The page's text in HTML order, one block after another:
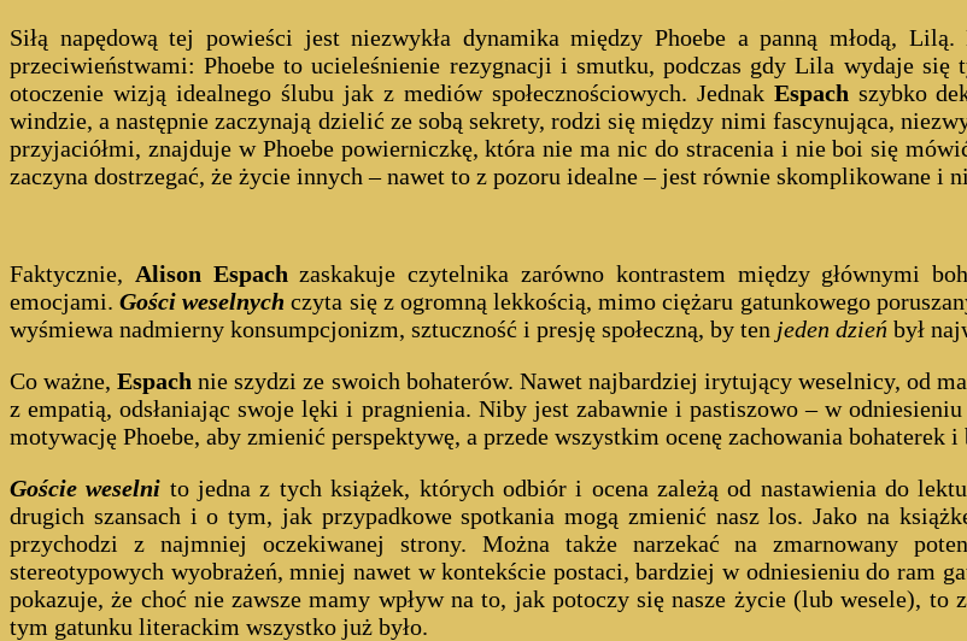
Siłą napędową tej powieści jest niezwykła dynamika między Phoebe a panną młodą,
przeciwieństwami: Phoebe to ucieleśnienie rezygnacji i smutku, podczas gdy Lila wydaje się
otoczenie wizją idealnego ślubu jak z mediów społecznościowych. Jednak Espach szybko
windzie, a następnie zaczynają dzielić ze sobą sekrety, rodzi się między nimi fascynująca,
przyjaciółmi, znajduje w Phoebe powierniczkę, która nie ma nic do stracenia i nie boi się
zaczyna dostrzegać, że życie innych – nawet to z pozoru idealne – jest równie skomplikowane i
Faktycznie, Alison Espach zaskakuje czytelnika zarówno kontrastem między głównymi
emocjami.Gości weselnychczyta się z ogromną lekkością, mimo ciężaru gatunkowego
wyśmiewa nadmierny konsumpcjonizm, sztuczność i presję społeczną, by ten jeden dzień był
Co ważne,Espachnie szydzi ze swoich bohaterów. Nawet najbardziej irytujący weselnicy, od
z empatią, odsłaniając swoje lęki i pragnienia. Niby jest zabawnie i pastiszowo – w
motywację Phoebe, aby zmienić perspektywę, a przede wszystkim ocenę zachowania bohaterek
Goście weselni to jedna z tych książek, których odbiór i ocena zależą od nastawienia do
drugich szansach i o tym, jak przypadkowe spotkania mogą zmienić nasz los. Jako na
przychodzi z najmniej oczekiwanej strony. Można także narzekać na zmarnowany
stereotypowych wyobrażeń, mniej nawet w kontekście postaci, bardziej w odniesieniu do ram
pokazuje, że choć nie zawsze mamy wpływ na to, jak potoczy się nasze życie (lub wesele),
tym gatunku literackim wszystko już było.